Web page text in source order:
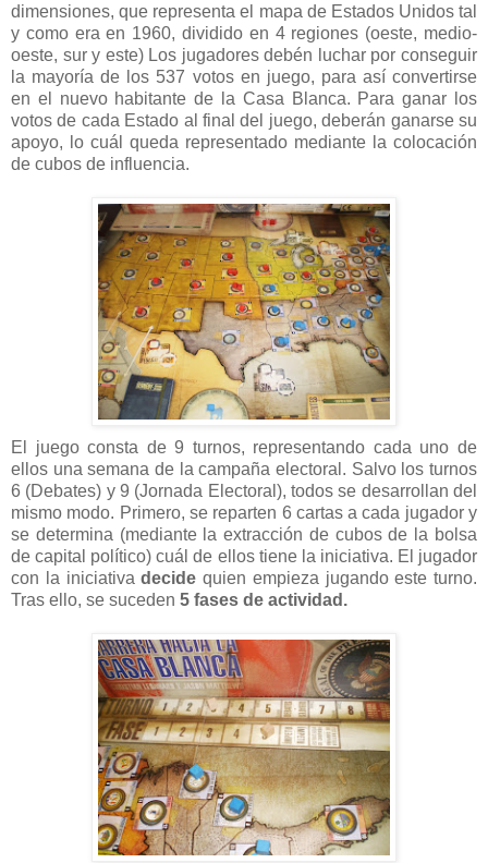
dimensiones, que representa el mapa de Estados Unidos tal
y como era en 1960, dividido en 4 regiones (oeste, medio-
oeste, sur y este) Los jugadores debén luchar por conseguir
la mayoría de los 537 votos en juego, para así convertirse
en el nuevo habitante de la Casa Blanca. Para ganar los
votos de cada Estado al final del juego, deberán ganarse su
apoyo, lo cuál queda representado mediante la colocación
de cubos de influencia.
El juego consta de 9 turnos, representando cada uno de
ellos una semana de la campaña electoral. Salvo los turnos
6 (Debates) y 9 (Jornada Electoral), todos se desarrollan del
mismo modo. Primero, se reparten 6 cartas a cada jugador y
se determina (mediante la extracción de cubos de la bolsa
de capital político) cuál de ellos tiene la iniciativa. El jugador
con la iniciativadecide quien empieza jugando este turno.
Tras ello, se suceden 5 fases de actividad.